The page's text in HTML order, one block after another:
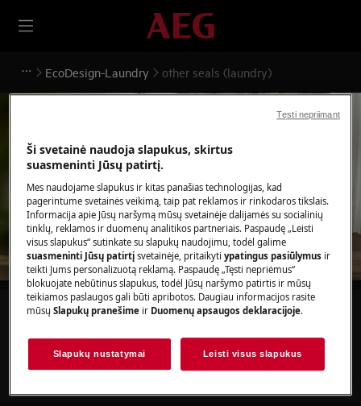
EcoDesign-Laundry other seals (laundry)
Pagalba other seals
(laundry)
Ieškokite mūsų palaikymo straipsniuose
Ši svetainė naudoja slapukus, skirtus
suasmeninti Jūsų patirtį.
Mes naudojame slapukus ir kitas panašias technologijas, kad
pagerintume svetainės veikimą, taip pat reklamos ir rinkodaros tikslais.
Informacija apie Jūsų naršymą mūsų svetainėje dalijamės su socialinių
tinklų, reklamos ir duomenų analitikos partneriais. Paspaudę „Leisti
visus slapukus“ sutinkate su slapukų naudojimu, todėl galime
suasmeninti Jūsų patirtįsvetainėje, pritaikytiypatingus pasiūlymus ir
teikti Jums personalizuotą reklamą. Paspaudę „Tęsti nepriėmus“
blokuojate nebūtinus slapukus, todėl Jūsų naršymo patirtis ir mūsų
teikiamos paslaugos gali būti apribotos. Daugiau informacijos rasite
mūsųSlapukų pranešime ir Duomenų apsaugos deklaracijoje.
Slapukų nustatymai Leisti visus slapukus
Tęsti nepriimant